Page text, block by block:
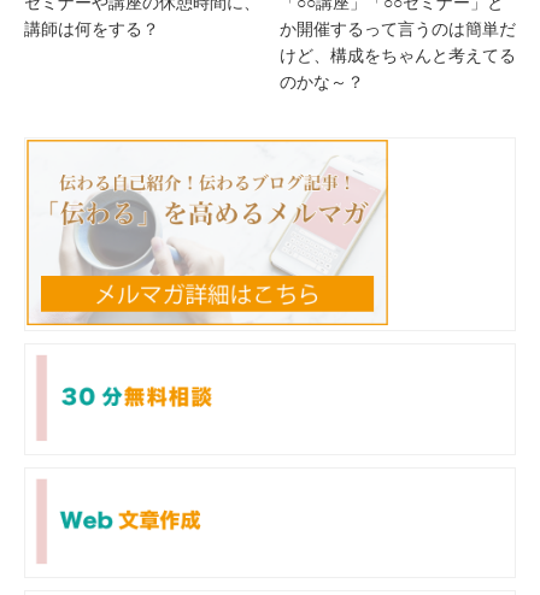
講師は何をする？
か開催するって言うのは簡単だ
けど、構成をちゃんと考えてる
のかな～？